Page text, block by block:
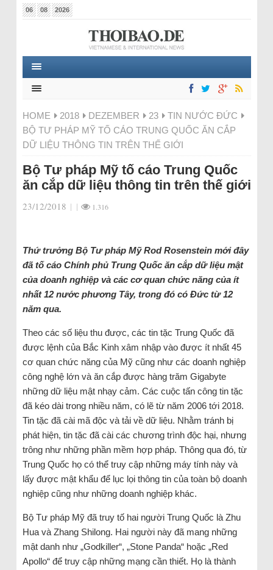
06 08 2026
HOME 2018 DEZEMBER 23
TIN NƯỚC ĐỨC
BỘ TƯ PHÁP MỸ TỐ CÁO TRUNG QUỐC ĂN CẮP
DỮ LIỆU THÔNG TIN TRÊN THẾ GIỚI
Bộ Tư pháp Mỹ tố cáo Trung Quốc
ăn cắp dữ liệu thông tin trên thế giới
23/12/2018 | | 1.316
Thứ trưởng Bộ Tư pháp Mỹ Rod Rosenstein mới đây
đã tố cáo Chính phủ Trung Quốc ăn cắp dữ liệu mật
của doanh nghiệp và các cơ quan chức năng của ít
nhất 12 nước phương Tây, trong đó có Đức từ 12
năm qua.
Theo các số liệu thu được, các tin tặc Trung Quốc đã
được lệnh của Bắc Kinh xâm nhập vào được ít nhất 45
cơ quan chức năng của Mỹ cũng như các doanh nghiệp
công nghệ lớn và ăn cắp được hàng trăm Gigabyte
những dữ liệu mật nhạy cảm. Các cuộc tấn công tin tặc
đã kéo dài trong nhiều năm, có lẽ từ năm 2006 tới 2018.
Tin tặc đã cài mã độc và tải về dữ liệu. Nhằm tránh bị
phát hiện, tin tặc đã cài các chương trình độc hại, nhưng
trông như những phần mềm hợp pháp. Thông qua đó, từ
Trung Quốc họ có thể truy cập những máy tính này và
lấy được mật khẩu để lục lọi thông tin của toàn bộ doanh
nghiệp cũng như những doanh nghiệp khác.
Bộ Tư pháp Mỹ đã truy tố hai người Trung Quốc là Zhu
Hua và Zhang Shilong. Hai người này đã mang những
mật danh như „Godkiller“, „Stone Panda“ hoặc „Red
Apollo“ để truy cập những mạng cần thiết. Họ là thành